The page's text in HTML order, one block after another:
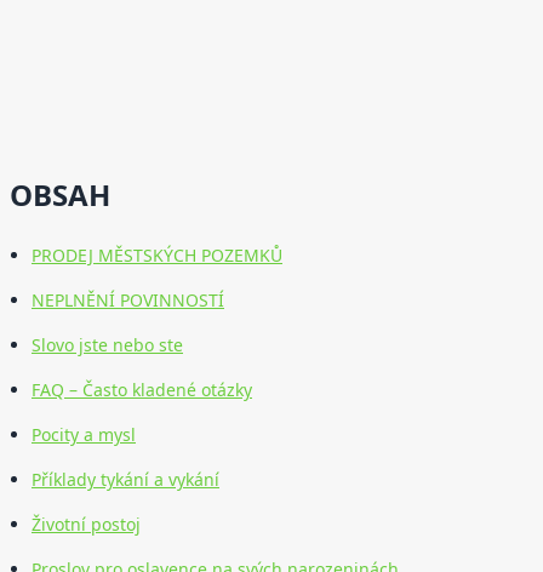
OBSAH
PRODEJ MĚSTSKÝCH POZEMKŮ
NEPLNĚNÍ POVINNOSTÍ
Slovo jste nebo ste
FAQ – Často kladené otázky
Pocity a mysl
Příklady tykání a vykání
Životní postoj